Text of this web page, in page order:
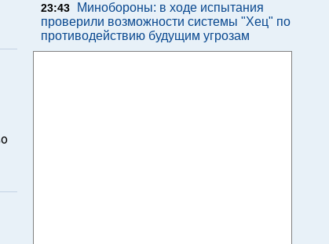
23:43
Минобороны: в ходе испытания
проверили возможности системы "Хец" по
противодействию будущим угрозам